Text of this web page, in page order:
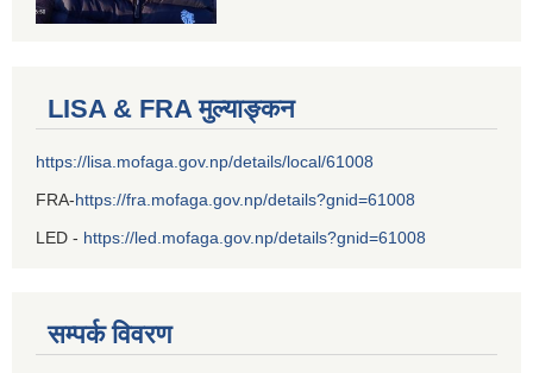
LISA & FRA मुल्याङ्कन
https://lisa.mofaga.gov.np/details/local/61008
FRA-https://fra.mofaga.gov.np/details?gnid=61008
LED - https://led.mofaga.gov.np/details?gnid=61008
सम्पर्क विवरण